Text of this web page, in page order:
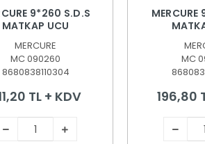
9*260 S.D.S
MATKAP UCU
MERCURE
MC 090260
8680838110304
TL + KDV
MERCURE
MC
196,80